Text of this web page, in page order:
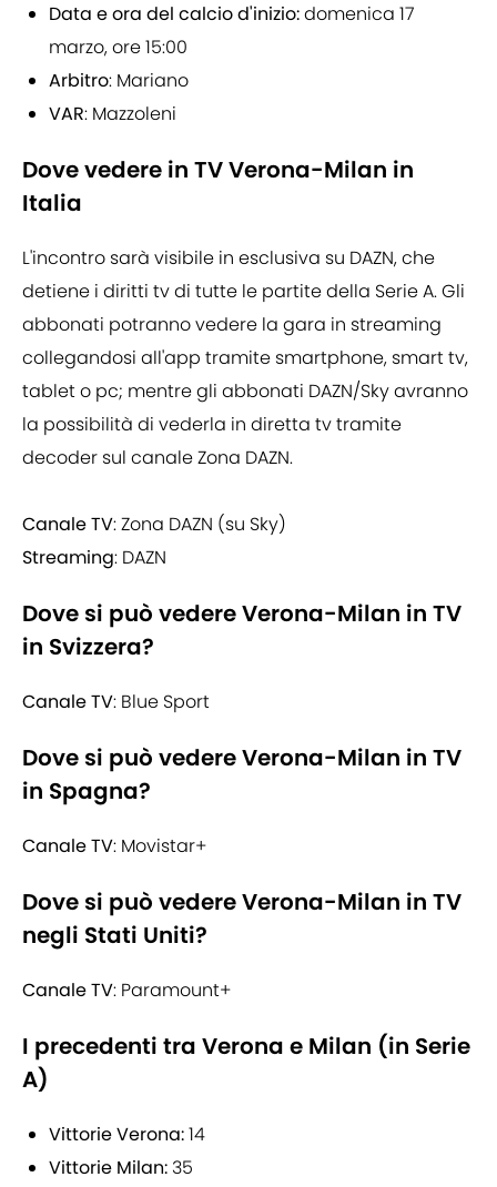
Data e ora del calcio d'inizio:domenica 17
marzo, ore 15:00
Arbitro: Mariano
VAR: Mazzoleni
Dove vedere in TV Verona-Milan in
Italia
L'incontro sarà visibile in esclusiva su DAZN, che
detiene i diritti tv di tutte le partite della Serie A. Gli
abbonati potranno vedere la gara in streaming
collegandosi all'app tramite smartphone, smart tv,
tablet o pc; mentre gli abbonati DAZN/Sky avranno
la possibilità di vederla in diretta tv tramite
decoder sul canale Zona DAZN.
Canale TV: Zona DAZN (su Sky)
Streaming: DAZN
Dove si può vedere Verona-Milan in TV
in Svizzera?
Canale TV: Blue Sport
Dove si può vedere Verona-Milan in TV
in Spagna?
Canale TV: Movistar+
Dove si può vedere Verona-Milan in TV
negli Stati Uniti?
Canale TV: Paramount+
I precedenti tra Verona e Milan (in Serie
A)
Vittorie Verona:14
Vittorie Milan: 35